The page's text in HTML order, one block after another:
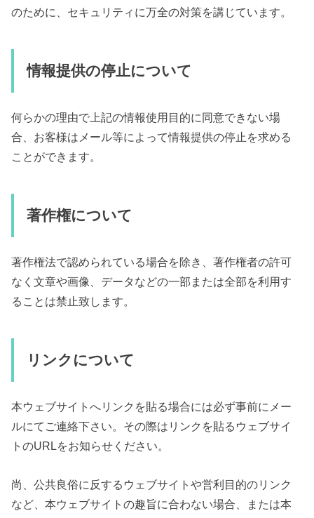
のために、セキュリティに万全の対策を講じています。
情報提供の停止について
何らかの理由で上記の情報使用目的に同意できない場
合、お客様はメール等によって情報提供の停止を求める
ことができます。
著作権について
著作権法で認められている場合を除き、著作権者の許可
なく文章や画像、データなどの一部または全部を利用す
ることは禁止致します。
リンクについて
本ウェブサイトへリンクを貼る場合には必ず事前にメー
ルにてご連絡下さい。その際はリンクを貼るウェブサイ
トのURLをお知らせください。
尚、公共良俗に反するウェブサイトや営利目的のリンク
など、本ウェブサイトの趣旨に合わない場合、または本